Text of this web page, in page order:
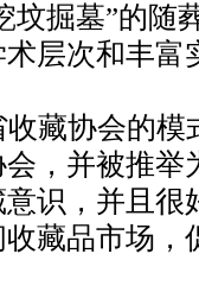
坟掘墓”的随
层次和丰富
藏协会的模
，并被推举
识，并且很
藏品市场，